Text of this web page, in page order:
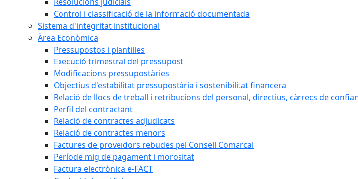
Control i classificació de la informació documentada
Sistema d'integritat institucional
Àrea Econòmica
Pressupostos i plantilles
Execució trimestral del pressupost
Modificacions pressupostàries
Objectius d'estabilitat pressupostària i sostenibilitat financera
Relació de llocs de treball i retribucions del personal, directius, càrrecs de
Perfil del contractant
Relació de contractes adjudicats
Relació de contractes menors
Factures de proveïdors rebudes pel Consell Comarcal
Període mig de pagament i morositat
Factura electrònica e-FACT